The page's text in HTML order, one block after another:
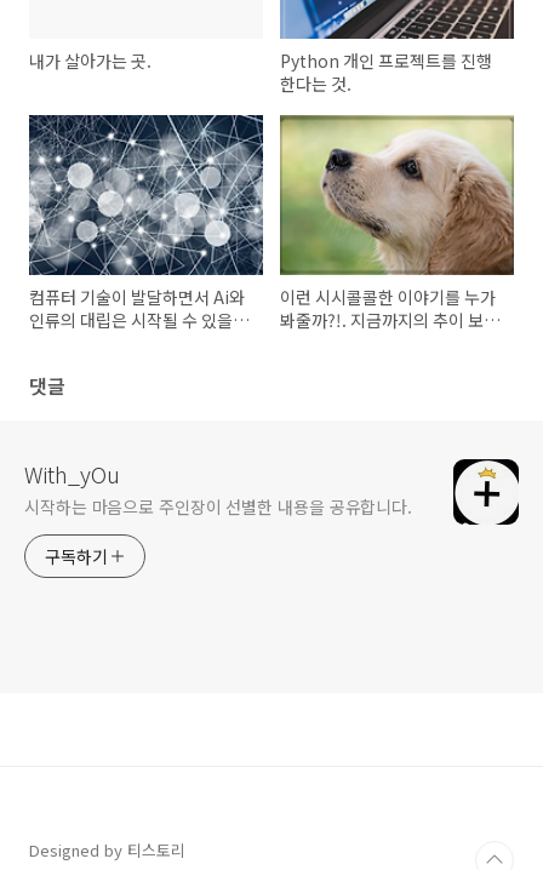
내가 살아가는 곳.
Python 개인 프로젝트를 진행
한다는 것.
컴퓨터 기술이 발달하면서 Ai와
인류의 대립은 시작될 수 있을
이런 시시콜콜한 이야기를 누가
봐줄까?!. 지금까지의 추이 보
댓글
With_yOu
시작하는 마음으로 주인장이 선별한 내용을 공유합니다.
구독하기
Designed by 티스토리